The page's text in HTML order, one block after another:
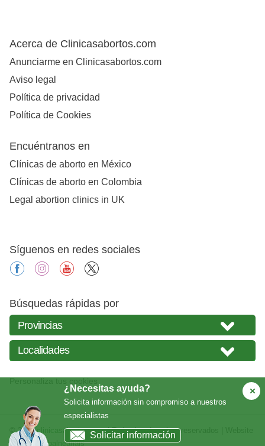
¿Necesitas ayuda?
Solicita información sin compromiso a nuestros
especialistas
Solicitar información
Acerca de Clinicasabortos.com
Anunciarme en Clinicasabortos.com
Aviso legal
Política de privacidad
Política de Cookies
Encuéntranos en
Clínicas de aborto en México
Clínicas de aborto en Colombia
Legal abortion clinics in UK
Síguenos en redes sociales
facebookinstagramyoutube
Búsquedas rápidas por
Personaliza tus cookies
© 2026clinicasabortos.com| Todos los derechos reservados | Website
creada porbalneariais